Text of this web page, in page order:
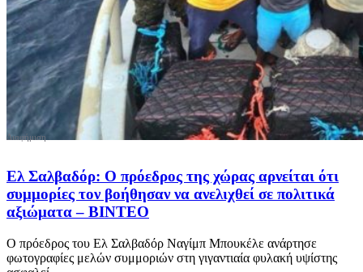
Ελ Σαλβαδόρ: Ο πρόεδρος της χώρας αρνείται ότι
συμμορίες τον βοήθησαν να ανελιχθεί σε πολιτικά
αξιώματα – ΒΙΝΤΕΟ
Ο πρόεδρος του Ελ Σαλβαδόρ Ναγίμπ Μπουκέλε ανάρτησε
φωτογραφίες μελών συμμοριών στη γιγαντιαία φυλακή υψίστης